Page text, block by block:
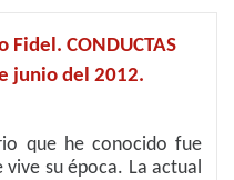
CONDUCTAS
junio del 2012.
que he conocido fue
vive su época. La actual